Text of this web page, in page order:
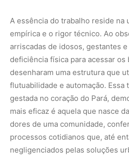
A essência do trabalho reside na
empírica e o rigor técnico. Ao
arriscadas de idosos, gestantes
deficiência física para acessar os
desenharam uma estrutura que
flutuabilidade e automação. Essa
gestada no coração do Pará,
mais eficaz é aquela que nasce
dores de uma comunidade,
processos cotidianos que, até
negligenciados pelas soluções